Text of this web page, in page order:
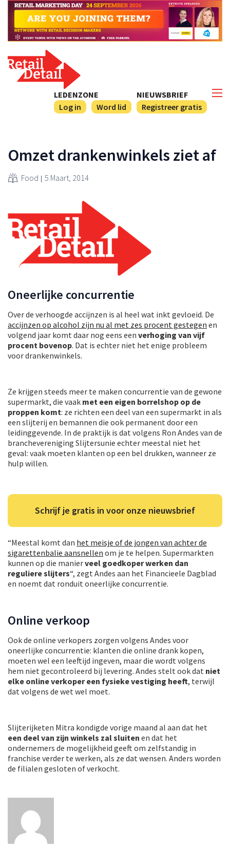
NIEUWSBRIEF
Registreer gratis
LEDENZONE
Log in
Word lid
Omzet drankenwinkels ziet af
Food 5 Maart, 2014
Oneerlijke concurrentie
Over de verhoogde accijnzen is al heel wat inkt gevloeid. De
accijnzen op alcohol zijn nu al met zes procent gestegen en
volgend jaar komt daar nog eens een verhoging van vijf
procent bovenop. Dat is echter niet het enige probleem
voor drankenwinkels.
Ze krijgen steeds meer te maken concurrentie van de gewone
supermarkt, die vaak met een eigen borrelshop op de
proppen komt: ze richten een deel van een supermarkt in als
een slijterij en bemannen die ook permanent door een
leidinggevende. In de praktijk is dat volgens Ron Andes van de
branchevereniging Slijtersunie echter meestal niet het
geval: vaak moeten klanten op een bel drukken, wanneer ze
hulp willen.
Schrijf je gratis in voor onze nieuwsbrief
“Meestal komt dan het meisje of de jongen van achter de
sigarettenbalie aansnellen om je te helpen. Supermarkten
kunnen op die manierveel goedkoper werken dan
reguliere slijters“, zegt Andes aan het Financieele Dagblad
en noemt dat ronduit oneerlijke concurrentie.
Online verkoop
Ook de online verkopers zorgen volgens Andes voor
oneerlijke concurrentie: klanten die online drank kopen,
moeten wel een leeftijd ingeven, maar die wordt volgens
hem niet gecontroleerd bij levering. Andes stelt ook dat niet
elke online verkoper een fysieke vestiging heeft, terwijl
dat volgens de wet wel moet.
Slijterijketen Mitra kondigde vorige maand al aan dat het
een deel van zijn winkels zal sluiten en dat het
ondernemers de mogelijkheid geeft om zelfstandig in
franchise verder te werken, als ze dat wensen. Anders worden
de filialen gesloten of verkocht.